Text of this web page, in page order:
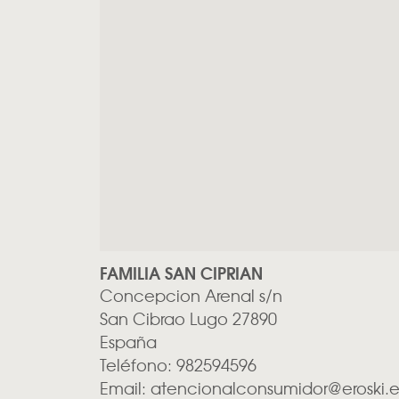
FAMILIA SAN CIPRIAN
Concepcion Arenal s/n
San Cibrao Lugo 27890
España
Teléfono: 982594596
Email: